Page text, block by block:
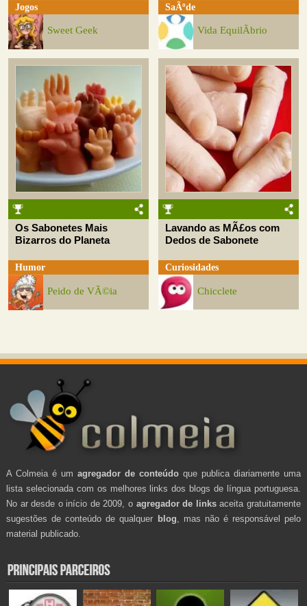
Jogos
Sweet Geek
SaÃºde
Vida EquilÃ­brio
Os Sabonetes Mais
Bizarros do Planeta
Humor
Peido de VÃ©ia
Lavando as MÃ£os com
Dedos de Sabonete
Curiosidades
Chicclete
A Colmeia é um agregador de conteúdo que publica diariamente uma
lista selecionada com os melhores links dos blogs de língua portuguesa.
No ar desde o início de 2009, o agregador de linksaceita gratuitamente
sugestões de conteúdo de qualquer blog , mas não é responsável pelo
material publicado.